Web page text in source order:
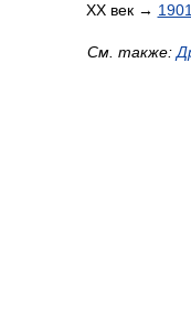
XX век → 1901
См. также: